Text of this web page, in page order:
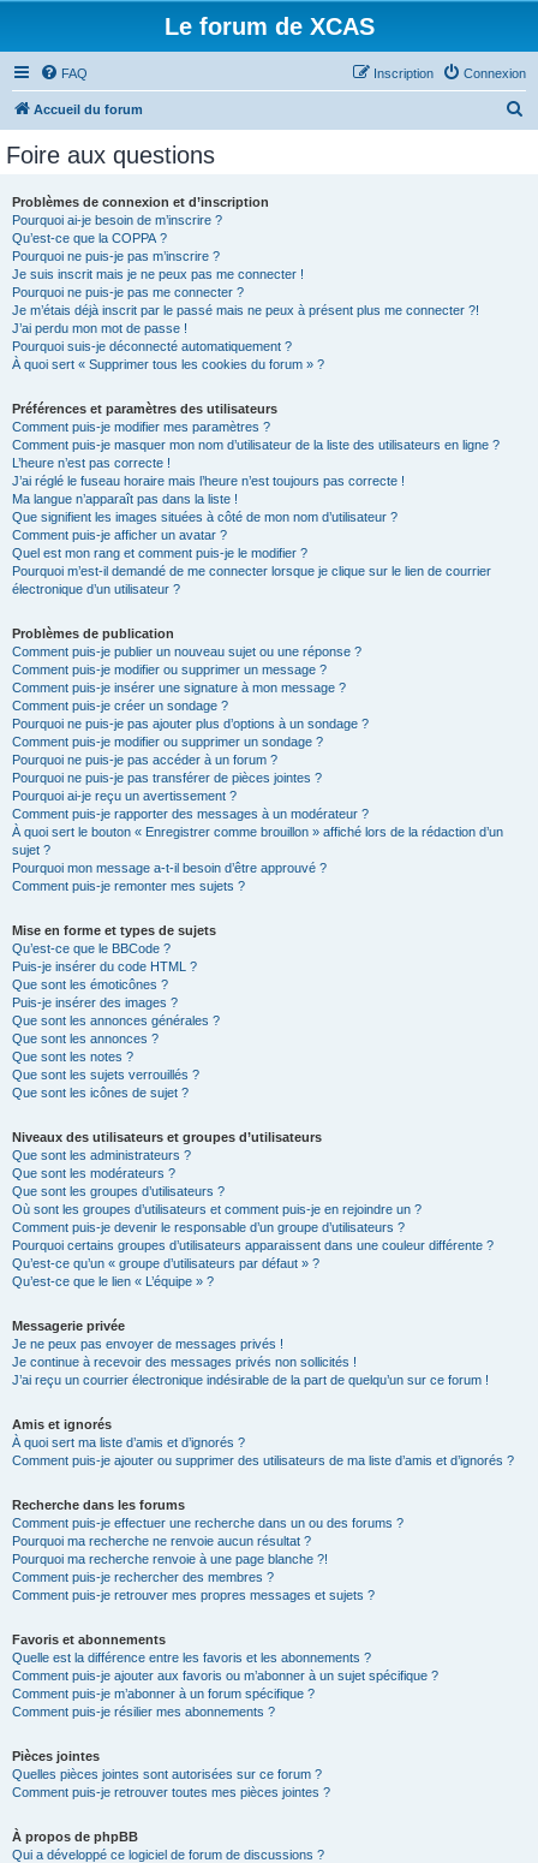
Le forum de XCAS
FAQ Connexion
Inscription
Accueil du forum
Foire aux questions
Problèmes de connexion et d’inscription
Pourquoi ai-je besoin de m’inscrire ?
Qu’est-ce que la COPPA ?
Pourquoi ne puis-je pas m’inscrire ?
Je suis inscrit mais je ne peux pas me connecter !
Pourquoi ne puis-je pas me connecter ?
Je m’étais déjà inscrit par le passé mais ne peux à présent plus me connecter ?!
J’ai perdu mon mot de passe !
Pourquoi suis-je déconnecté automatiquement ?
À quoi sert « Supprimer tous les cookies du forum » ?
Préférences et paramètres des utilisateurs
Comment puis-je modifier mes paramètres ?
Comment puis-je masquer mon nom d’utilisateur de la liste des utilisateurs en ligne ?
L’heure n’est pas correcte !
J’ai réglé le fuseau horaire mais l’heure n’est toujours pas correcte !
Ma langue n’apparaît pas dans la liste !
Que signifient les images situées à côté de mon nom d’utilisateur ?
Comment puis-je afficher un avatar ?
Quel est mon rang et comment puis-je le modifier ?
Pourquoi m’est-il demandé de me connecter lorsque je clique sur le lien de courrier
électronique d’un utilisateur ?
Problèmes de publication
Comment puis-je publier un nouveau sujet ou une réponse ?
Comment puis-je modifier ou supprimer un message ?
Comment puis-je insérer une signature à mon message ?
Comment puis-je créer un sondage ?
Pourquoi ne puis-je pas ajouter plus d’options à un sondage ?
Comment puis-je modifier ou supprimer un sondage ?
Pourquoi ne puis-je pas accéder à un forum ?
Pourquoi ne puis-je pas transférer de pièces jointes ?
Pourquoi ai-je reçu un avertissement ?
Comment puis-je rapporter des messages à un modérateur ?
À quoi sert le bouton « Enregistrer comme brouillon » affiché lors de la rédaction d’un
sujet ?
Pourquoi mon message a-t-il besoin d’être approuvé ?
Comment puis-je remonter mes sujets ?
Mise en forme et types de sujets
Qu’est-ce que le BBCode ?
Puis-je insérer du code HTML ?
Que sont les émoticônes ?
Puis-je insérer des images ?
Que sont les annonces générales ?
Que sont les annonces ?
Que sont les notes ?
Que sont les sujets verrouillés ?
Que sont les icônes de sujet ?
Niveaux des utilisateurs et groupes d’utilisateurs
Que sont les administrateurs ?
Que sont les modérateurs ?
Que sont les groupes d’utilisateurs ?
Où sont les groupes d’utilisateurs et comment puis-je en rejoindre un ?
Comment puis-je devenir le responsable d’un groupe d’utilisateurs ?
Pourquoi certains groupes d’utilisateurs apparaissent dans une couleur différente ?
Qu’est-ce qu’un « groupe d’utilisateurs par défaut » ?
Qu’est-ce que le lien « L’équipe » ?
Messagerie privée
Je ne peux pas envoyer de messages privés !
Je continue à recevoir des messages privés non sollicités !
J’ai reçu un courrier électronique indésirable de la part de quelqu’un sur ce forum !
Amis et ignorés
À quoi sert ma liste d’amis et d’ignorés ?
Comment puis-je ajouter ou supprimer des utilisateurs de ma liste d’amis et d’ignorés ?
Recherche dans les forums
Comment puis-je effectuer une recherche dans un ou des forums ?
Pourquoi ma recherche ne renvoie aucun résultat ?
Pourquoi ma recherche renvoie à une page blanche ?!
Comment puis-je rechercher des membres ?
Comment puis-je retrouver mes propres messages et sujets ?
Favoris et abonnements
Quelle est la différence entre les favoris et les abonnements ?
Comment puis-je ajouter aux favoris ou m’abonner à un sujet spécifique ?
Comment puis-je m’abonner à un forum spécifique ?
Comment puis-je résilier mes abonnements ?
Pièces jointes
Quelles pièces jointes sont autorisées sur ce forum ?
Comment puis-je retrouver toutes mes pièces jointes ?
À propos de phpBB
Qui a développé ce logiciel de forum de discussions ?